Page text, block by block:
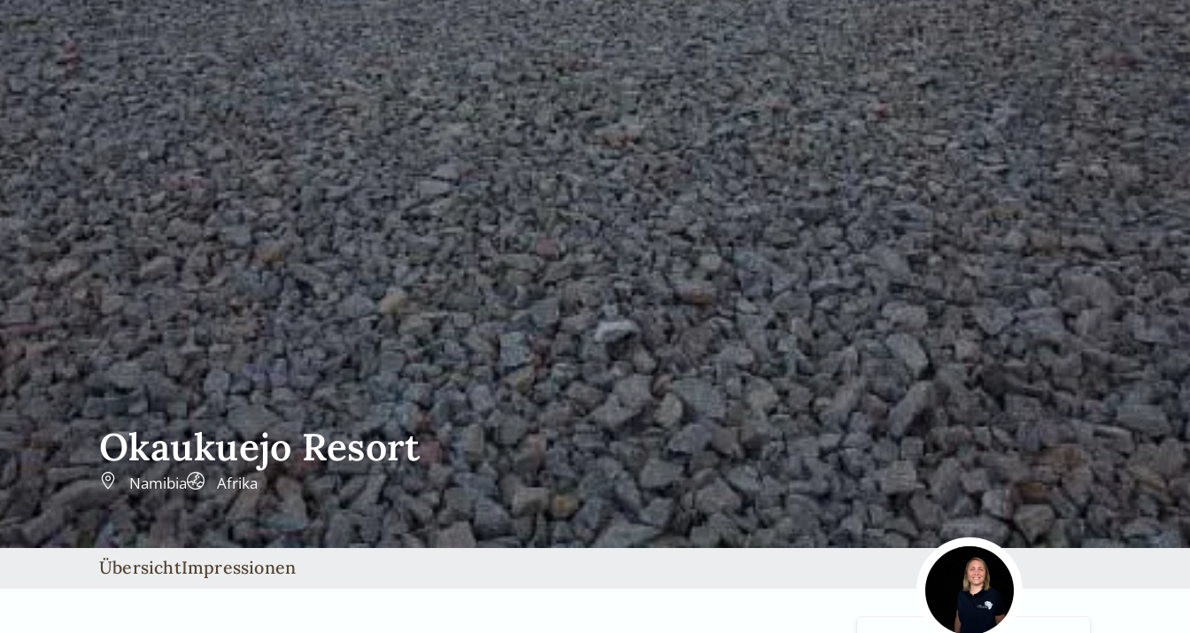
Okaukuejo Resort
Namibia Afrika
ÜbersichtImpressionen